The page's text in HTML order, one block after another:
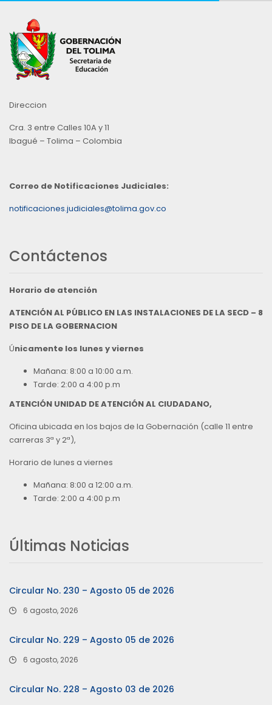
Direccion
Cra. 3 entre Calles 10A y 11
Ibagué – Tolima – Colombia
Correo de Notificaciones Judiciales:
notificaciones.judiciales@tolima.gov.co
Contáctenos
Horario de atención
ATENCIÓN AL PÚBLICO EN LAS INSTALACIONES DE LA SECD – 8
PISO DE LA GOBERNACION
Únicamente los lunes y viernes
Mañana: 8:00 a 10:00 a.m.
Tarde: 2:00 a 4:00 p.m
ATENCIÓN UNIDAD DE ATENCIÓN AL CIUDADANO,
Oficina ubicada en los bajos de la Gobernación (calle 11 entre
carreras 3ª y 2ª),
Horario de lunes a viernes
Mañana: 8:00 a 12:00 a.m.
Tarde: 2:00 a 4:00 p.m
Últimas Noticias
Circular No. 230 – Agosto 05 de 2026
6 agosto, 2026
Circular No. 229 – Agosto 05 de 2026
6 agosto, 2026
Circular No. 228 – Agosto 03 de 2026